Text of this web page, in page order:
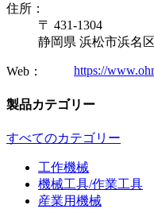
住所：
〒 431-1304
静岡県 浜松市浜名
Web： https://
製品カテゴリー
すべてのカテゴリー
工作機械
機械工具/作業工具
産業用機械